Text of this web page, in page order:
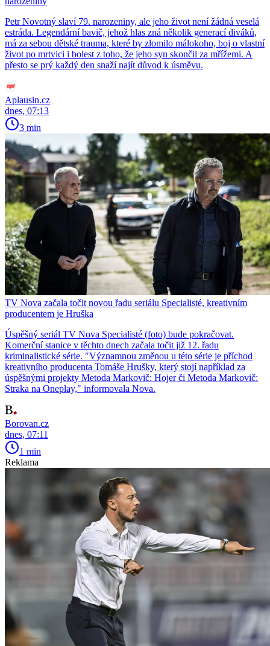
Petr Novotný slaví 79. narozeniny, ale jeho život není žádná veselá
estráda. Legendární bavič, jehož hlas zná několik generací diváků,
má za sebou dětské trauma, které by zlomilo málokoho, boj o vlastní
život po mrtvici i bolest z toho, že jeho syn skončil za mřížemi. A
přesto se prý každý den snaží najít důvod k úsměvu.
Aplausin.cz
dnes, 07:13
3 min
TV Nova začala točit novou řadu seriálu Specialisté, kreativním
producentem je Hruška
Úspěšný seriál TV Nova Specialisté (foto) bude pokračovat.
Komerční stanice v těchto dnech začala točit již 12. řadu
kriminalistické série. "Významnou změnou u této série je příchod
kreativního producenta Tomáše Hrušky, který stojí například za
úspěšnými projekty Metoda Markovič: Hojer či Metoda Markovič:
Straka na Oneplay," informovala Nova.
Borovan.cz
dnes, 07:11
1 min
Reklama